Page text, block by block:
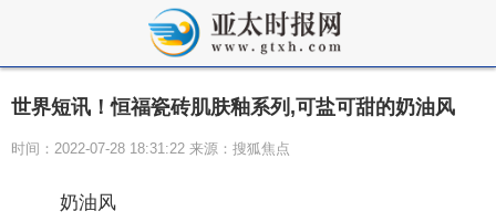
世界短讯！恒福瓷砖肌肤釉系列,可盐可甜的奶油风
时间：2022-07-28 18:31:22 来源：搜狐焦点
奶油风